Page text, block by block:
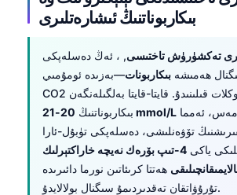
بىكاربوناتنىڭ ئىشارەتلىرى
تەكشۈرۈش تاختىسى, ، ئەڭ دەسلەپكى
ھەمىشە بىكاربونات—بەزىدە ئومۇمىي
CO2 دەپ دوكلات قىلىنىدۇ. قايتا-قايتا بەلگىلەنگەن
بىكاربوناتنىڭ 20-21 mmol/L
تۆۋەنلىشى، دەسلەپكى تۈبۇل-ئارا
ياكى
4-تىپ بۆرەك نەيچە خاراكتېرلىك
ھەتتا كرىئاتىن نورما دائىرىدە
تۇرۇۋاتقان تەقدىردىمۇ سىگنال بولالايدۇ.